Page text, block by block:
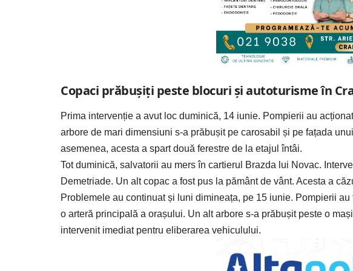
Copaci prăbușiți peste blocuri și autoturisme în
Prima intervenție a avut loc duminică, 14 iunie. Pompierii au
arbore de mari dimensiuni s-a prăbușit pe carosabil și pe fațada
asemenea, acesta a spart două ferestre de la etajul întâi.
Tot duminică, salvatorii au mers în cartierul Brazda lui Novac.
Demetriade. Un alt copac a fost pus la pământ de vânt. Acesta a
Problemele au continuat și luni dimineața, pe 15 iunie. Pompierii
o arteră principală a orașului. Un alt arbore s-a prăbușit peste o
intervenit imediat pentru eliberarea vehiculului.